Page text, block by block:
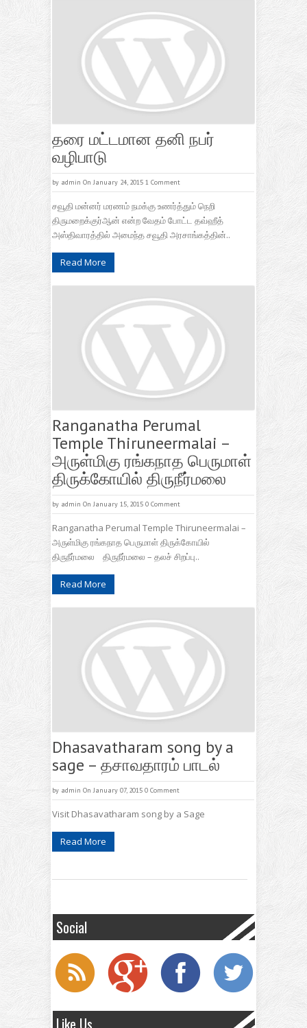
தரை மட்டமான தனி நபர்
வழிபாடு
by admin On January 24, 2015 1 Comment
சவூதி மன்னர் மரணம் நமக்கு உணர்த்தும் நெறி
திருமறைக்குர்ஆன் என்ற வேதம் போட்ட தவ்ஹீத்
அஸ்திவாரத்தில் அமைந்த சவூதி அரசாங்கத்தின்..
Read More
Ranganatha Perumal
Temple Thiruneermalai –
அருள்மிகு ரங்கநாத பெருமாள்
திருக்கோயில் திருநீர்மலை
by admin On January 15, 2015 0 Comment
Ranganatha Perumal Temple Thiruneermalai –
அருள்மிகு ரங்கநாத பெருமாள் திருக்கோயில்
திருநீர்மலை திருநீர்மலை – தலச் சிறப்பு..
Read More
Dhasavatharam song by a
sage – தசாவதாரம் பாடல்
by admin On January 07, 2015 0 Comment
Visit Dhasavatharam song by a Sage
Read More
Social
Like Us